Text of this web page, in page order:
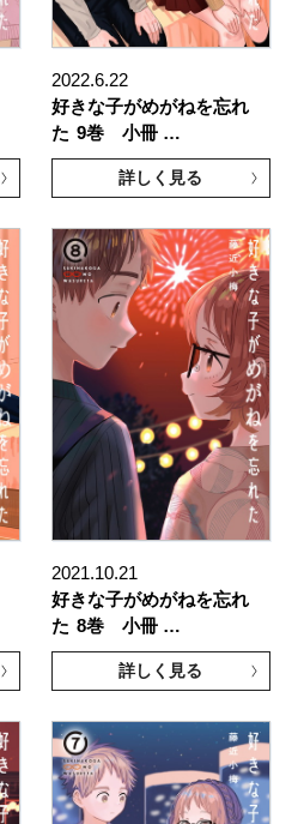
2022.6.22
好きな子がめがねを忘れ
た 9巻 小冊 …
詳しく見る
2021.10.21
好きな子がめがねを忘れ
た 8巻 小冊 …
詳しく見る